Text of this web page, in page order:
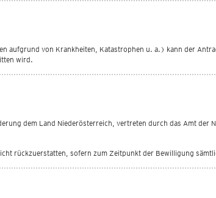
von Krankheiten, Katastrophen u. a.) kann der
wird.
dem Land Niederösterreich, vertreten durch das Amt der
rückzuerstatten, sofern zum Zeitpunkt der Bewilligung